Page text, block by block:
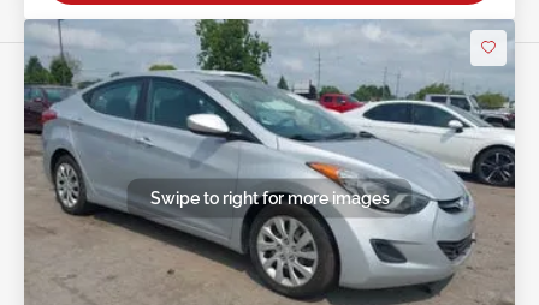
Swipe to right for more images